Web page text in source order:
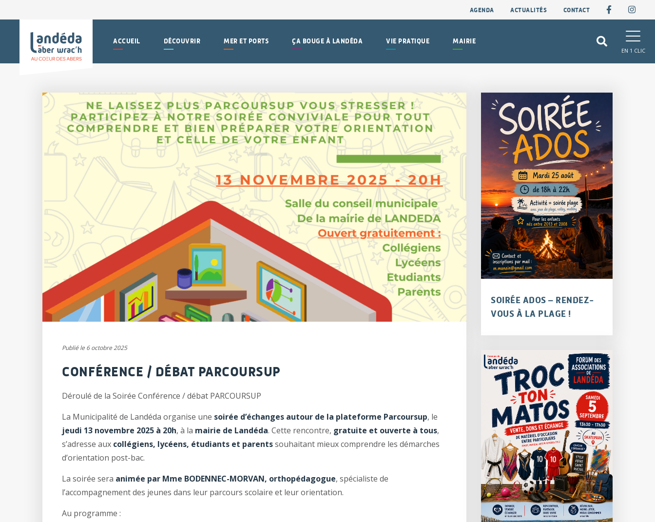
AGENDA ACTUALITÉS CONTACT
ACCUEIL DÉCOUVRIR MER ET PORTS ÇA BOUGE À LANDÉDA VIE PRATIQUE MAIRIE
EN 1 CLIC
Publié le 6 octobre 2025
CONFÉRENCE / DÉBAT PARCOURSUP
Déroulé de la Soirée Conférence / débat PARCOURSUP
La Municipalité de Landéda organise une soirée d’échanges autour de la plateforme Parcoursup, le
jeudi 13 novembre 2025 à 20h, à la mairie de Landéda. Cette rencontre, gratuite et ouverte à tous,
s’adresse aux collégiens, lycéens, étudiants et parentssouhaitant mieux comprendre les démarches
d’orientation post-bac.
La soirée sera animée par Mme BODENNEC-MORVAN, orthopédagogue, spécialiste de
l’accompagnement des jeunes dans leur parcours scolaire et leur orientation.
Au programme :
SOIRÉE ADOS – RENDEZ-
VOUS À LA PLAGE !